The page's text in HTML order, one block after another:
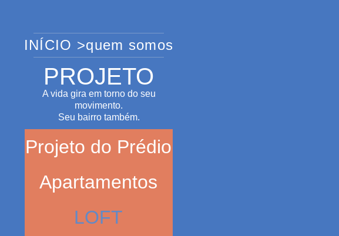
INÍCIO >quem somos
PROJETO
A vida gira em torno do seu
movimento.
Seu bairro também.
Projeto do Prédio
Apartamentos
LOFT